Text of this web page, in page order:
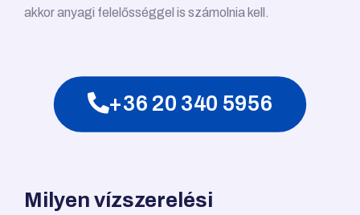
akkor anyagi felelősséggel is számolnia kell.
+36 20 340 5956
Milyen vízszerelési